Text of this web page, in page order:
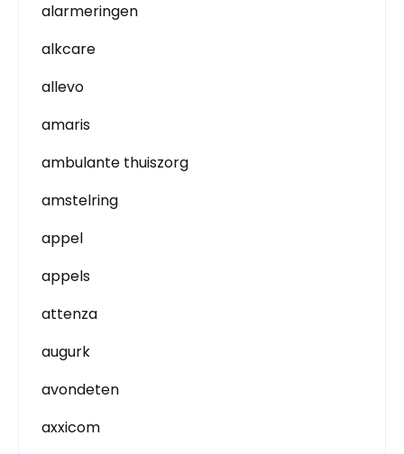
alarmeringen
alkcare
allevo
amaris
ambulante thuiszorg
amstelring
appel
appels
attenza
augurk
avondeten
axxicom